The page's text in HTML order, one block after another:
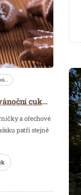
3 osvědčené recepty na vánoční cukroví z Valašska
a ořechové
patří stejně